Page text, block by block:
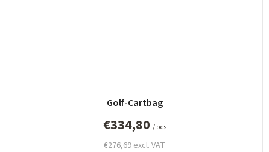
Golf-Cartbag
€276,69 excl. VAT
€334,80 / pcs